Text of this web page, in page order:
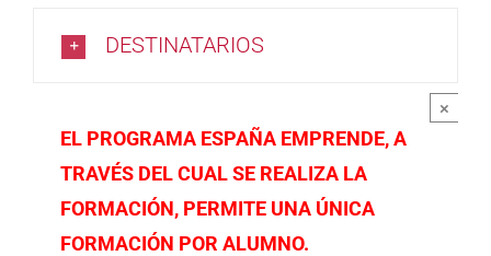
DESTINATARIOS
EL PROGRAMA ESPAÑA EMPRENDE, A
TRAVÉS DEL CUAL SE REALIZA LA
FORMACIÓN, PERMITE UNA ÚNICA
FORMACIÓN POR ALUMNO.
×